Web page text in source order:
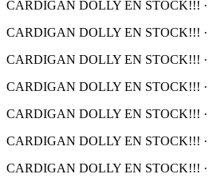
CARDIGAN DOLLY EN STOCK!!! ·
CARDIGAN DOLLY EN STOCK!!! ·
CARDIGAN DOLLY EN STOCK!!! ·
CARDIGAN DOLLY EN STOCK!!! ·
CARDIGAN DOLLY EN STOCK!!! ·
CARDIGAN DOLLY EN STOCK!!! ·
CARDIGAN DOLLY EN STOCK!!! ·